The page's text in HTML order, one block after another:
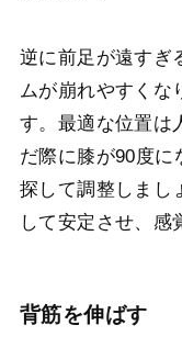
逆に前足が遠すぎ
ムが崩れやすくな
す。最適な位置は
だ際に膝が90度に
探して調整しまし
して安定させ、感
背筋を伸ばす